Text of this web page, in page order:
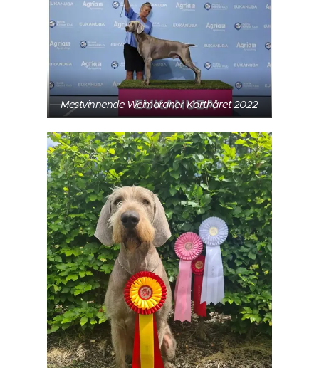
Mestvinnende Weimaraner Korthåret 2022